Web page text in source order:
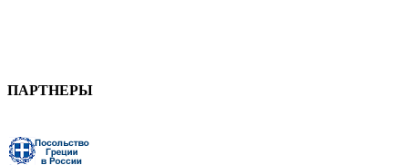
ПАРТНЕРЫ